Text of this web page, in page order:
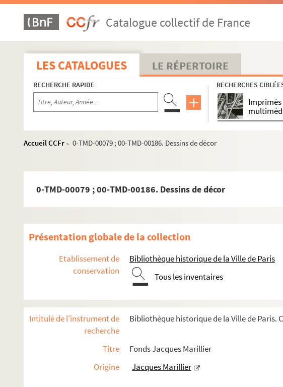
Catalogue collectif de France
LES CATALOGUES LE RÉPERTOIRE
RECHERCHE RAPIDE RECHERCHES
Imprimés
Accueil CCFr > 0-TMD-00079 ; 00-TMD-00186. Dessins de décor
0-TMD-00079 ; 00-TMD-00186. Dessins de décor
Présentation globale de la collection
Etablissement de
conservation
Bibliothèque historique de la Ville de Paris
Tous les inventaires
Intitulé de l'instrument de
recherche
Bibliothèque historique de la Ville de
Titre
Fonds Jacques Marillier
Origine
Jacques Marillier
Biographie
Scénographies pour le théâtre et l'opéra
Années 1947-1959
Années 1970-1979
Années 1980-1989
Années 1990-1998
Les fourberies de Scapin (1990 ; Tassencourt)
Les précieuses ridicules (1990 ; Perrin)